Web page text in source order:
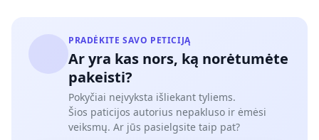
PRADĖKITE SAVO PETICIJĄ
Ar yra kas nors, ką norėtumėte
pakeisti?
Pokyčiai neįvyksta išliekant tyliems.
Šios paticijos autorius nepakluso ir ėmėsi
veiksmų. Ar jūs pasielgsite taip pat?